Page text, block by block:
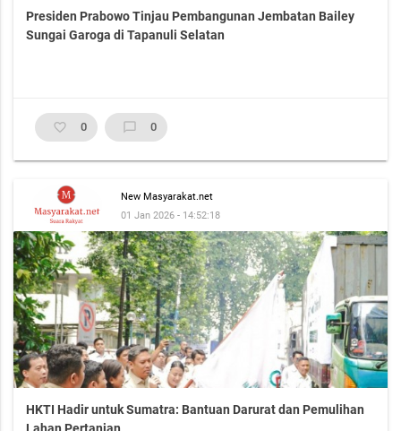
Presiden Prabowo Tinjau Pembangunan Jembatan Bailey
Sungai Garoga di Tapanuli Selatan
favorite_border 0 chat_bubble_outline 0
New Masyarakat.net
01 Jan 2026 - 14:52:18
HKTI Hadir untuk Sumatra: Bantuan Darurat dan Pemulihan
Lahan Pertanian